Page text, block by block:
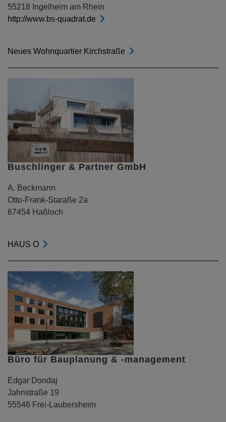
55218 Ingelheim am Rhein
http://www.bs-quadrat.de
Neues Wohnquartier Kirchstraße
Buschlinger & Partner GmbH
A. Beckmann
Otto-Frank-Staraße 2a
67454 Haßloch
HAUS O
Büro für Bauplanung & -management
Edgar Dondaj
Jahnstraße 19
55546 Frei-Laubersheim